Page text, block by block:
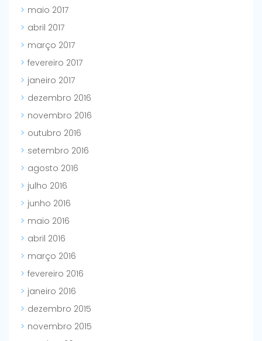
maio 2017
abril 2017
março 2017
fevereiro 2017
janeiro 2017
dezembro 2016
novembro 2016
outubro 2016
setembro 2016
agosto 2016
julho 2016
junho 2016
maio 2016
abril 2016
março 2016
fevereiro 2016
janeiro 2016
dezembro 2015
novembro 2015